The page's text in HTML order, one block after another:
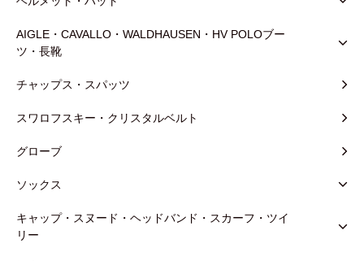
AIGLE・CAVALLO・WALDHAUSEN・HV POLOブー
ツ・長靴
チャップス・スパッツ
スワロフスキー・クリスタルベルト
グローブ
ソックス
キャップ・スヌード・ヘッドバンド・スカーフ・ツイ
リー